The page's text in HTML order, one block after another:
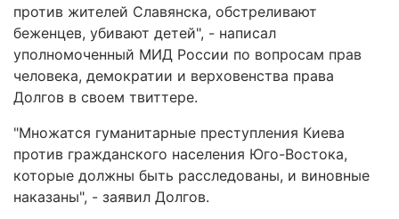
против жителей Славянска, обстреливают
беженцев, убивают детей", - написал
уполномоченный МИД России по вопросам прав
человека, демократии и верховенства права
Долгов в своем твиттере.
"Множатся гуманитарные преступления Киева
против гражданского населения Юго-Востока,
которые должны быть расследованы, и виновные
наказаны", - заявил Долгов.